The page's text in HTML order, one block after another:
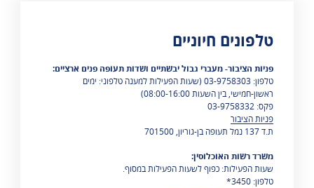
טלפונים חיוניים
​פניות הציבור- מעברי גבול יבשתיים ושדות תעופה פנים ארציים:
טלפון: 03-9758303
(שעות הפעילות למענה טלפוני: ימים
ראשון-חמישי, בין השעות 08:00-16:00)
פקס: 03-9758332
פניות הציבור
ת.ד 137 נמל תעופה בן-גוריון, 701500
משרד רשות האוכלוסין:
שעות הפעילות: כפוף לשעות הפעילות במסוף.
טלפון: 3450*